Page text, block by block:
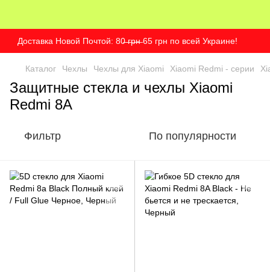
Доставка Новой Почтой: 80̶ ̶г̶р̶н̶ 65 грн по всей Украине!
Каталог Чехлы Чехлы для Xiaomi Xiaomi Redmi - серии
Защитные стекла и чехлы Xiaomi
Redmi 8A
Фильтр По популярности